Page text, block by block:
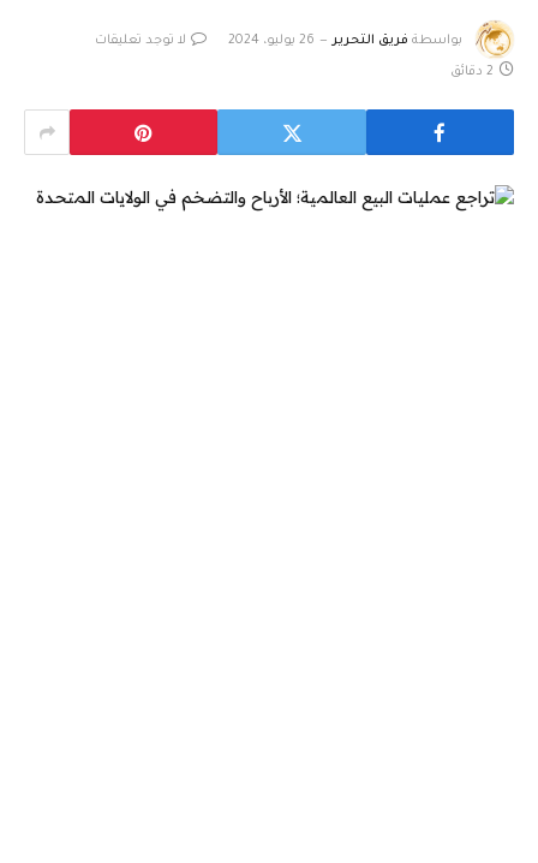
بواسطة فريق التحرير 26 يوليو، 2024 لا توجد تعليقات
2 دقائق